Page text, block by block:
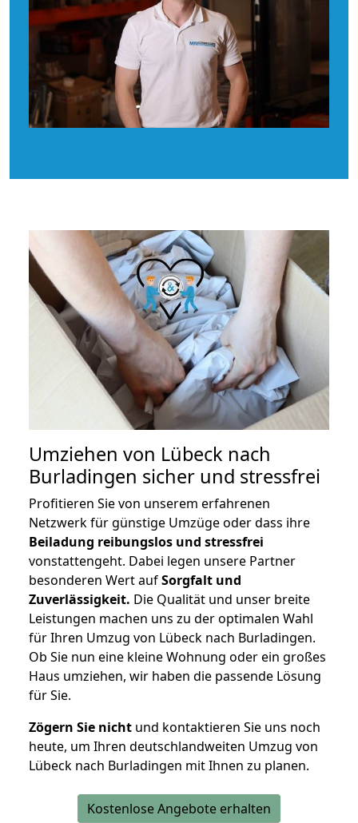
Umziehen von Lübeck nach
Burladingen sicher und stressfrei
Profitieren Sie von unserem erfahrenen
Netzwerk für günstige Umzüge oder dass ihre
Beiladung reibungslos und stressfrei
vonstattengeht. Dabei legen unsere Partner
besonderen Wert aufSorgfalt und
Zuverlässigkeit. Die Qualität und unser breite
Leistungen machen uns zu der optimalen Wahl
für Ihren Umzug von Lübeck nach Burladingen.
Ob Sie nun eine kleine Wohnung oder ein großes
Haus umziehen, wir haben die passende Lösung
für Sie.
Zögern Sie nicht und kontaktieren Sie uns noch
heute, um Ihren deutschlandweiten Umzug von
Lübeck nach Burladingen mit Ihnen zu planen.
Kostenlose Angebote erhalten